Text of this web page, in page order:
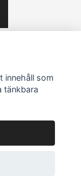
innehåll som
tänkbara